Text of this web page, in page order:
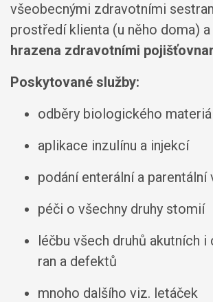
všeobecnými zdravotními
prostředí klienta (u něho doma) a
hrazena zdravotními
Poskytované služby:
odběry biologického
aplikace inzulínu a injekcí
podání enterální a parentální
péči o všechny druhy stomií
léčbu všech druhů akutních i
ran a defektů
mnoho dalšího viz. letáček